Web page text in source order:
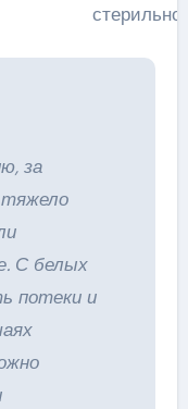
за
С белых
потеки и